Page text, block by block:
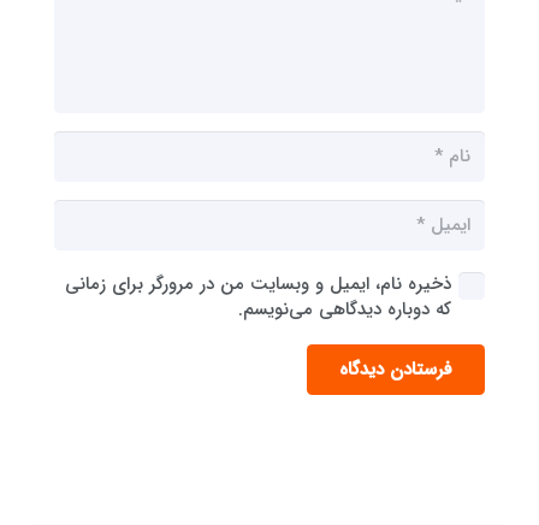
ذخیره نام، ایمیل و وبسایت من در مرورگر برای زمانی
که دوباره دیدگاهی می‌نویسم.
فرستادن دیدگاه